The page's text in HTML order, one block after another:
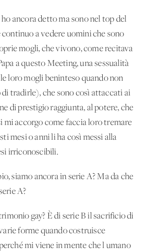
ancora detto ma sono nel top del
a vedere uomini che sono
mogli, che vivono, come recitava
a questo Meeting, una sessualità
loro mogli beninteso quando non
tradirle), che sono così attaccati ai
di prestigio raggiunta, al potere, che
mi accorgo come faccia loro tremare
mesi o anni li ha così messi alla
irriconoscibili.
siamo ancora in serie A? Ma da che
A?
gay? È di serie B il sacrificio di
forme quando costruisce
mi viene in mente che l'umano